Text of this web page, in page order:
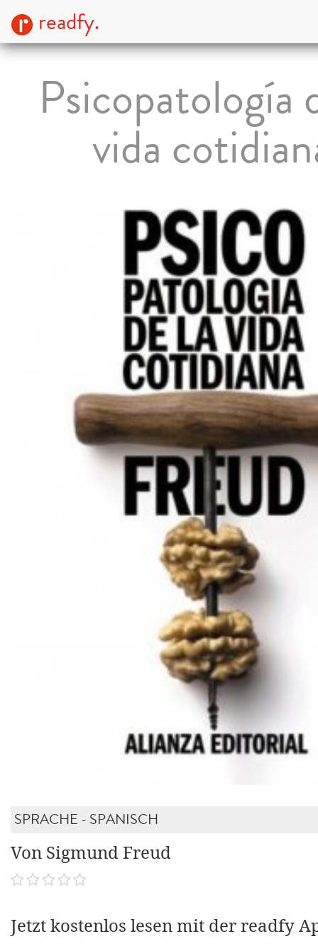
readfy.
Psicopatología
vida
SPRACHE - SPANISCH
Von Sigmund Freud
Jetzt kostenlos lesen mit der readfy